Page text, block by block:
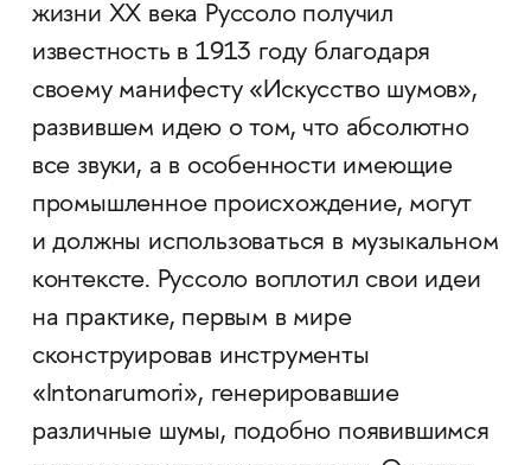
жизни ХХ века Руссоло получил
известность в 1913 году благодаря
своему манифесту «Искусство шумов»,
развившем идею о том, что абсолютно
все звуки, а в особенности имеющие
промышленное происхождение, могут
и должны использоваться в музыкальном
контексте. Руссоло воплотил свои идеи
на практике, первым в мире
сконструировав инструменты
«Intonarumori», генерировавшие
различные шумы, подобно появившимся